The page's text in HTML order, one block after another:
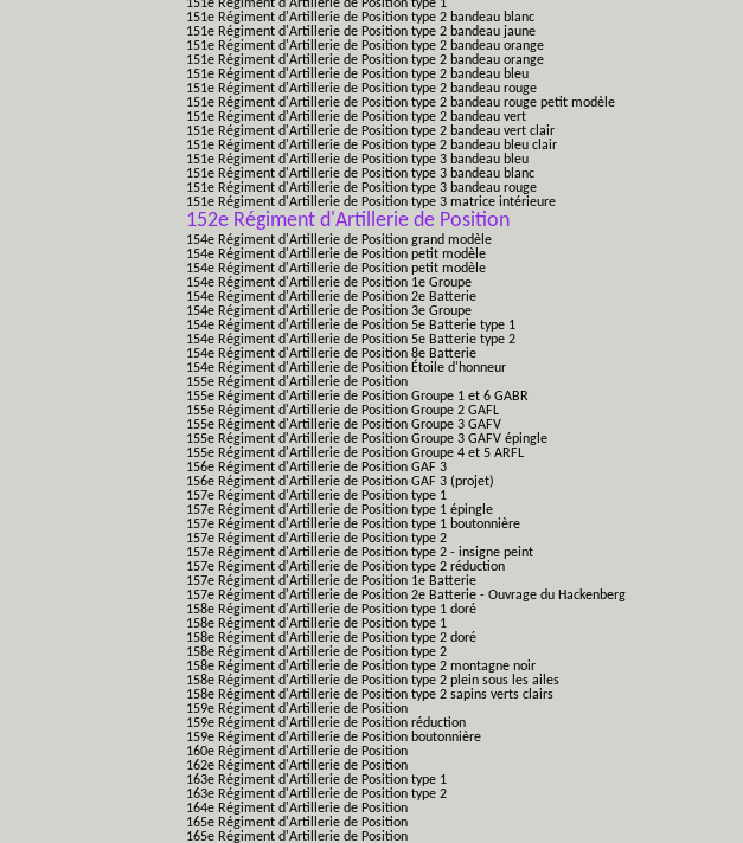
151e Régiment d'Artillerie de Position type 1
151e Régiment d'Artillerie de Position type 2 bandeau blanc
151e Régiment d'Artillerie de Position type 2 bandeau jaune
151e Régiment d'Artillerie de Position type 2 bandeau orange
151e Régiment d'Artillerie de Position type 2 bandeau orange
151e Régiment d'Artillerie de Position type 2 bandeau bleu
151e Régiment d'Artillerie de Position type 2 bandeau rouge
151e Régiment d'Artillerie de Position type 2 bandeau rouge petit modèle
151e Régiment d'Artillerie de Position type 2 bandeau vert
151e Régiment d'Artillerie de Position type 2 bandeau vert clair
151e Régiment d'Artillerie de Position type 2 bandeau bleu clair
151e Régiment d'Artillerie de Position type 3 bandeau bleu
151e Régiment d'Artillerie de Position type 3 bandeau blanc
151e Régiment d'Artillerie de Position type 3 bandeau rouge
151e Régiment d'Artillerie de Position type 3 matrice intérieure
152e Régiment d'Artillerie de Position
154e Régiment d'Artillerie de Position grand modèle
154e Régiment d'Artillerie de Position petit modèle
154e Régiment d'Artillerie de Position petit modèle
154e Régiment d'Artillerie de Position 1e Groupe
154e Régiment d'Artillerie de Position 2e Batterie
154e Régiment d'Artillerie de Position 3e Groupe
154e Régiment d'Artillerie de Position 5e Batterie type 1
154e Régiment d'Artillerie de Position 5e Batterie type 2
154e Régiment d'Artillerie de Position 8e Batterie
154e Régiment d'Artillerie de Position Étoile d'honneur
155e Régiment d'Artillerie de Position
155e Régiment d'Artillerie de Position Groupe 1 et 6 GABR
155e Régiment d'Artillerie de Position Groupe 2 GAFL
155e Régiment d'Artillerie de Position Groupe 3 GAFV
155e Régiment d'Artillerie de Position Groupe 3 GAFV épingle
155e Régiment d'Artillerie de Position Groupe 4 et 5 ARFL
156e Régiment d'Artillerie de Position GAF 3
156e Régiment d'Artillerie de Position GAF 3 (projet)
157e Régiment d'Artillerie de Position type 1
157e Régiment d'Artillerie de Position type 1 épingle
157e Régiment d'Artillerie de Position type 1 boutonnière
157e Régiment d'Artillerie de Position type 2
157e Régiment d'Artillerie de Position type 2 - insigne peint
157e Régiment d'Artillerie de Position type 2 réduction
157e Régiment d'Artillerie de Position 1e Batterie
157e Régiment d'Artillerie de Position 2e Batterie - Ouvrage du Hackenberg
158e Régiment d'Artillerie de Position type 1 doré
158e Régiment d'Artillerie de Position type 1
158e Régiment d'Artillerie de Position type 2 doré
158e Régiment d'Artillerie de Position type 2
158e Régiment d'Artillerie de Position type 2 montagne noir
158e Régiment d'Artillerie de Position type 2 plein sous les ailes
158e Régiment d'Artillerie de Position type 2 sapins verts clairs
159e Régiment d'Artillerie de Position
159e Régiment d'Artillerie de Position réduction
159e Régiment d'Artillerie de Position boutonnière
160e Régiment d'Artillerie de Position
162e Régiment d'Artillerie de Position
163e Régiment d'Artillerie de Position type 1
163e Régiment d'Artillerie de Position type 2
164e Régiment d'Artillerie de Position
165e Régiment d'Artillerie de Position
165e Régiment d'Artillerie de Position